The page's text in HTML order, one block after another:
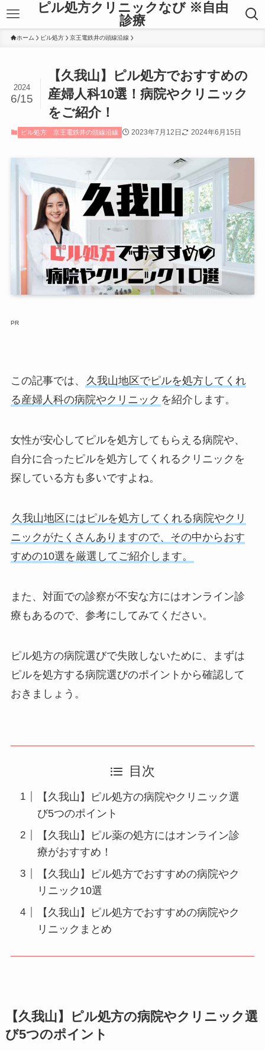
ピル処方クリニックなび ※自由
診療
ホーム ピル処方 京王電鉄井の頭線沿線
【久我山】ピル処方でおすすめの
産婦人科10選！病院やクリニック
をご紹介！
2024
6/15
ピル処方 京王電鉄井の頭線沿線 2023年7月12日 2024年6月15日
PR
この記事では、
久我山地区でピルを処方してくれ
る産婦人科の病院やクリニック を紹介します。
女性が安心してピルを処方してもらえる病院や、
自分に合ったピルを処方してくれるクリニックを
探している方も多いですよね。
久我山地区にはピルを処方してくれる病院やクリ
ニックがたくさんありますので、その中からおす
すめの10選を厳選してご紹介します。
また、対面での診察が不安な方にはオンライン診
療もあるので、参考にしてみてください。
ピル処方の病院選びで失敗しないために、まずは
ピルを処方する病院選びのポイントから確認して
おきましょう。
目次
【久我山】ピル処方の病院やクリニック選
び5つのポイント
【久我山】ピル薬の処方にはオンライン診
療がおすすめ！
【久我山】ピル処方でおすすめの病院やク
リニック10選
【久我山】ピル処方でおすすめの病院やク
リニックまとめ
【久我山】ピル処方の病院やクリニック選
び5つのポイント